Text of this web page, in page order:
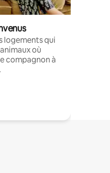
logements qui
où
compagnon à